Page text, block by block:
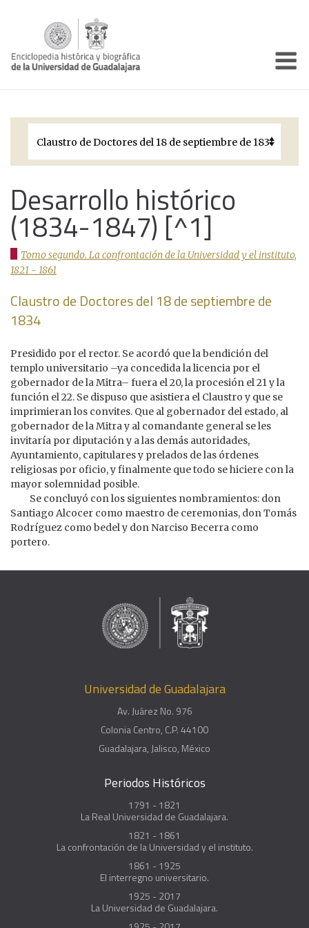
Períodos Históricos
Galería
Documentos institucionales
Desarrollo histórico
(1834-1847) [^1]
Tomo segundo. La confrontación de la Universidad y el instituto,
1821 - 1861
Claustro de Doctores del 18 de septiembre de
1834
Presidido por el rector. Se acordó que la bendición del
templo universitario –ya concedida la licencia por el
gobernador de la Mitra– fuera el 20, la procesión el 21 y la
función el 22. Se dispuso que asistiera el Claustro y que se
imprimieran los convites. Que al gobernador del estado, al
gobernador de la Mitra y al comandante general se les
invitaría por diputación y a las demás autoridades,
Ayuntamiento, capitulares y prelados de las órdenes
religiosas por oficio, y finalmente que todo se hiciere con la
mayor solemnidad posible.
Se concluyó con los siguientes nombramientos: don
Santiago Alcocer como maestro de ceremonias, don Tomás
Rodríguez como bedel y don Narciso Becerra como
portero.
Universidad de Guadalajara
Av. Juárez No. 976
Colonia Centro, C.P. 44100
Guadalajara, Jalisco, México
Periodos Históricos
1791 - 1821
La Real Universidad de Guadalajara.
1821 - 1861
La confrontación de la Universidad y el instituto.
1861 - 1925
El interregno universitario.
1925 - 2017
La Universidad de Guadalajara.